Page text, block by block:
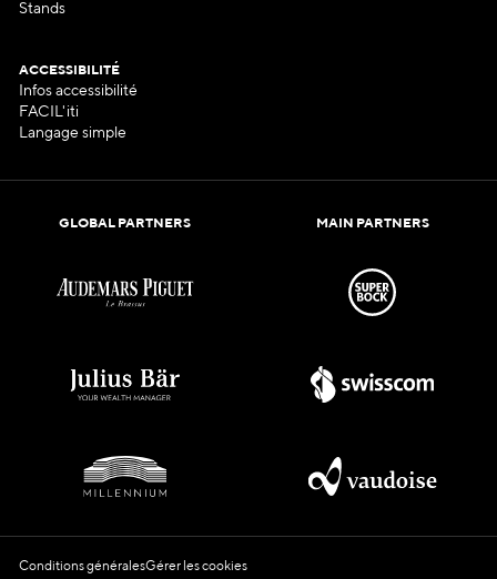
Stands
ACCESSIBILITÉ
Infos accessibilité
FACIL'iti
Langage simple
GLOBAL PARTNERS MAIN PARTNERS
Conditions généralesGérer les cookies